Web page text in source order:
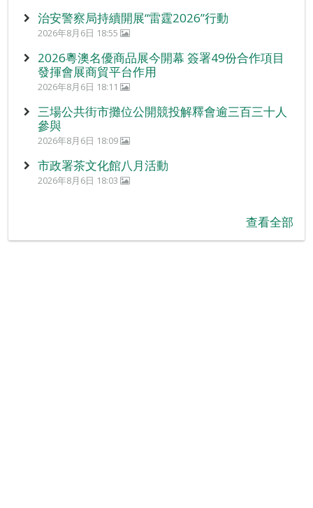
治安警察局持續開展“雷霆2026”行動
2026年8月6日 18:55
2026粵澳名優商品展今開幕 簽署49份合作項目
發揮會展商貿平台作用
2026年8月6日 18:11
三場公共街市攤位公開競投解釋會逾三百三十人
參與
2026年8月6日 18:09
市政署茶文化館八月活動
2026年8月6日 18:03
查看全部